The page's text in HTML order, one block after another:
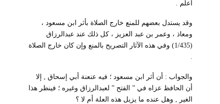
أعلم .
وقد يستدل بعضهم للمنع خارج الصلاة بأثر ابن مسعود ،
ومعاذ ، وعمر بن عبد العزيز ، كل ذلك عند عبدالرزاق
(1/435) وفي هذه الآثار التصريح بالمنع وإن كان خارج الصلاة
.
والجواب : أن أثر ابن مسعود ؛ فيه عنعنة أبي إسحاق , إلا
أن الحافظ عزاه في ” الفتح ” لعبدالرزاق وغيره ؛ فينظر هذا
الغير , وهل عنده ما يزيل هذه العلة أم لا ؟